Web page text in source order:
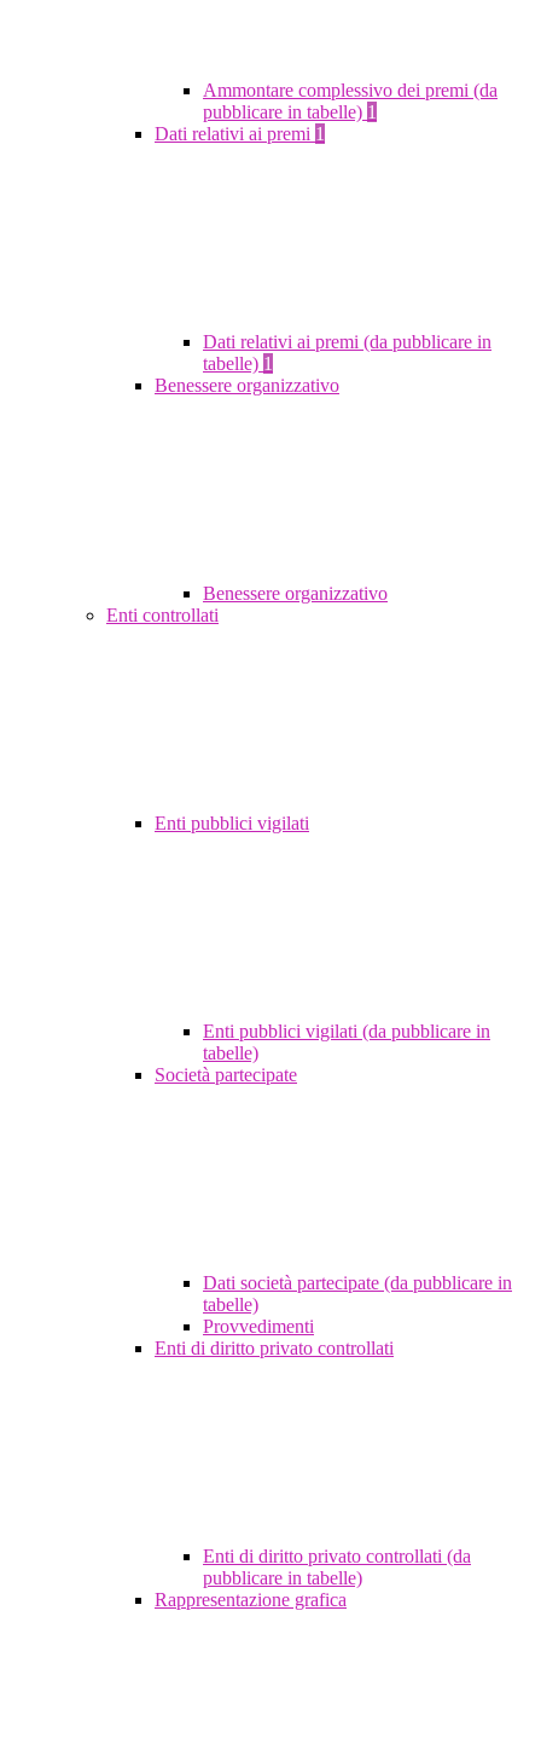
Ammontare complessivo dei premi (da
pubblicare in tabelle) 1
Dati relativi ai premi 1
Dati relativi ai premi (da pubblicare in
tabelle) 1
Benessere organizzativo
Benessere organizzativo
Enti controllati
Enti pubblici vigilati
Enti pubblici vigilati (da pubblicare in
tabelle)
Società partecipate
Dati società partecipate (da pubblicare in
tabelle)
Provvedimenti
Enti di diritto privato controllati
Enti di diritto privato controllati (da
pubblicare in tabelle)
Rappresentazione grafica